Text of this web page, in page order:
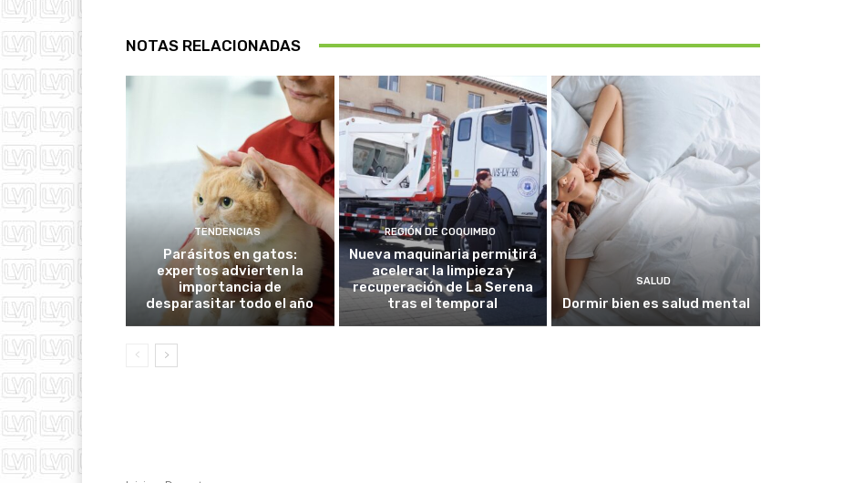
NOTAS RELACIONADAS
TENDENCIAS
Parásitos en gatos:
expertos advierten la
importancia de
desparasitar todo el año
REGIÓN DE COQUIMBO
Nueva maquinaria permitirá
acelerar la limpieza y
recuperación de La Serena
tras el temporal
SALUD
Dormir bien es salud mental